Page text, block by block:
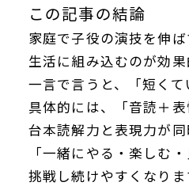
この記事の結論
家庭で子役の演技を伸
生活に組み込むのが効果
一言で言うと、「短く
具体的には、「音読＋
台本読解力と表現力が
「一緒にやる・楽しむ
挑戦し続けやすくなりま